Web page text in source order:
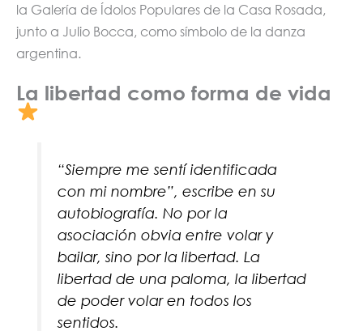
la Galería de Ídolos Populares de la Casa Rosada,
junto a Julio Bocca, como símbolo de la danza
argentina.
La libertad como forma de vida
“Siempre me sentí identificada
con mi nombre”, escribe en su
autobiografía. No por la
asociación obvia entre volar y
bailar, sino por la libertad. La
libertad de una paloma, la libertad
de poder volar en todos los
sentidos.